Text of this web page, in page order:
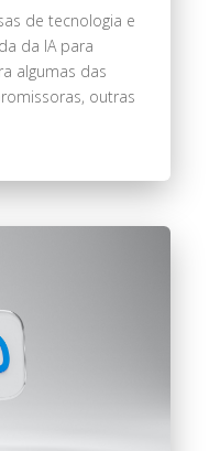
de tecnologia e
da IA ​​para
algumas das
outras